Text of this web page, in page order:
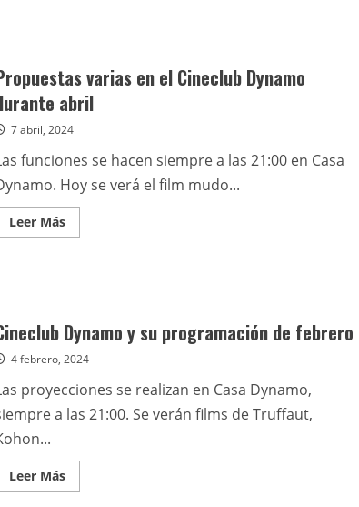
anunció
su
programación
de
y
de
sede
varias en el Cineclub Dynamo
abril
7 abril, 2024
funciones se hacen siempre a las 21:00 en Casa
Hoy se verá el film mudo...
Leer MásLeer
más
Cineclub
Dynamo
durante
abril
Dynamo y su programación de febrero
4 febrero, 2024
proyecciones se realizan en Casa Dynamo,
a las 21:00. Se verán films de Truffaut,
Leer MásLeer
más